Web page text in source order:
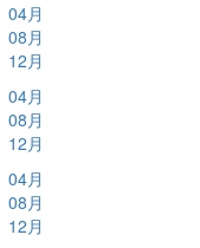
04月
08月
12月
04月
08月
12月
04月
08月
12月